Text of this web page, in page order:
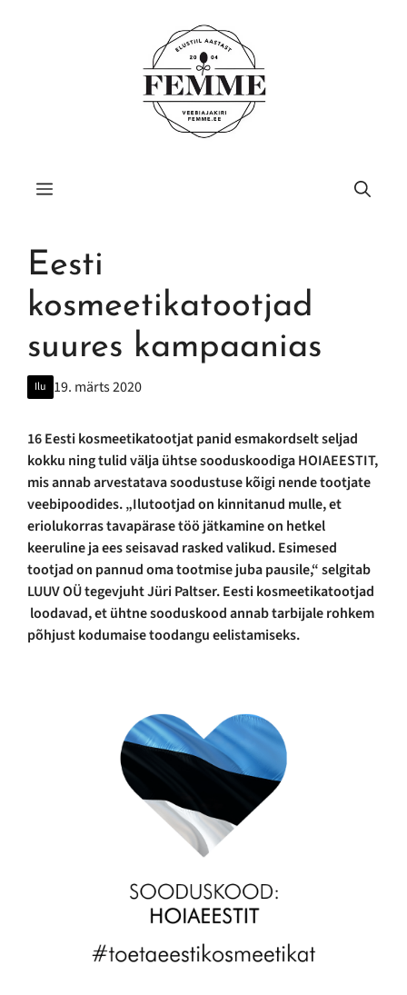
Menüü
Eesti
kosmeetikatootjad
suures kampaanias
Ilu 19. märts 2020
16 Eesti kosmeetikatootjat panid esmakordselt seljad
kokku ning tulid välja ühtse sooduskoodiga HOIAEESTIT,
mis annab arvestatava soodustuse kõigi nende tootjate
veebipoodides. „Ilutootjad on kinnitanud mulle, et
eriolukorras tavapärase töö jätkamine on hetkel
keeruline ja ees seisavad rasked valikud. Esimesed
tootjad on pannud oma tootmise juba pausile,“ selgitab
LUUV OÜ tegevjuht Jüri Paltser. Eesti kosmeetikatootjad
loodavad, et ühtne sooduskood annab tarbijale rohkem
põhjust kodumaise toodangu eelistamiseks.